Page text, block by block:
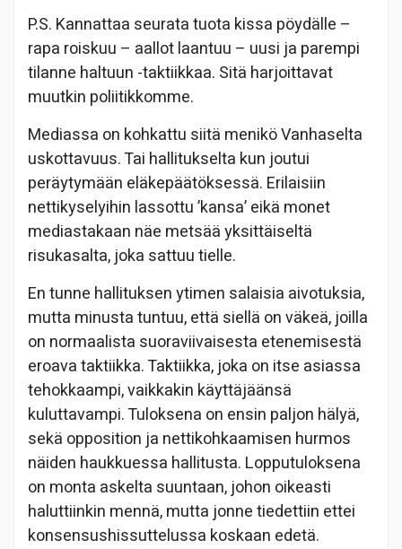
P.S. Kannattaa seurata tuota kissa pöydälle –
rapa roiskuu – aallot laantuu – uusi ja parempi
tilanne haltuun -taktiikkaa. Sitä harjoittavat
muutkin poliitikkomme.
Mediassa on kohkattu siitä menikö Vanhaselta
uskottavuus. Tai hallitukselta kun joutui
peräytymään eläkepäätöksessä. Erilaisiin
nettikyselyihin lassottu ’kansa’ eikä monet
mediastakaan näe metsää yksittäiseltä
risukasalta, joka sattuu tielle.
En tunne hallituksen ytimen salaisia aivotuksia,
mutta minusta tuntuu, että siellä on väkeä, joilla
on normaalista suoraviivaisesta etenemisestä
eroava taktiikka. Taktiikka, joka on itse asiassa
tehokkaampi, vaikkakin käyttäjäänsä
kuluttavampi. Tuloksena on ensin paljon hälyä,
sekä opposition ja nettikohkaamisen hurmos
näiden haukkuessa hallitusta. Lopputuloksena
on monta askelta suuntaan, johon oikeasti
haluttiinkin mennä, mutta jonne tiedettiin ettei
konsensushissuttelussa koskaan edetä.